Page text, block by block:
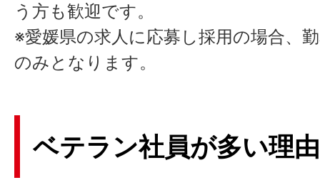
う方も歓迎です。
※愛媛県の求人に応募し採用の場合、
のみとなります。
ベテラン社員が多い理由